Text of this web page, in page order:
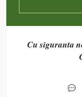
Cu siguranta